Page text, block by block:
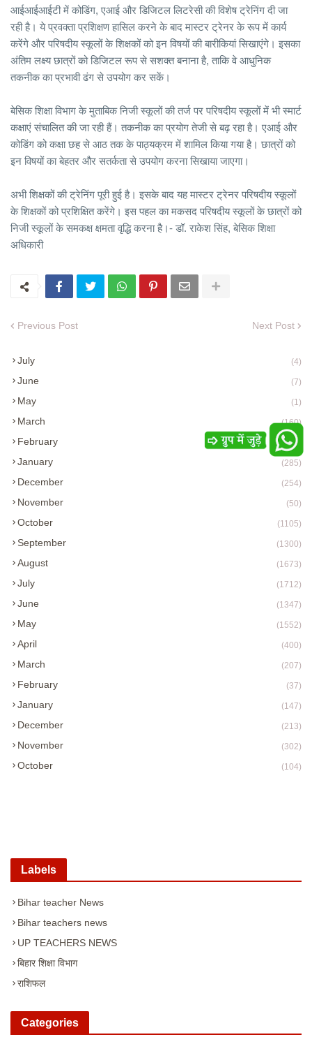
आईआईआईटी में कोडिंग, एआई और डिजिटल लिटरेसी की विशेष ट्रेनिंग दी जा
रही है। ये प्रवक्ता प्रशिक्षण हासिल करने के बाद मास्टर ट्रेनर के रूप में कार्य
करेंगे और परिषदीय स्कूलों के शिक्षकों को इन विषयों की बारीकियां सिखाएंगे। इसका
अंतिम लक्ष्य छात्रों को डिजिटल रूप से सशक्त बनाना है, ताकि वे आधुनिक
तकनीक का प्रभावी ढंग से उपयोग कर सकें।
बेसिक शिक्षा विभाग के मुताबिक निजी स्कूलों की तर्ज पर परिषदीय स्कूलों में भी स्मार्ट
कक्षाएं संचालित की जा रही हैं। तकनीक का प्रयोग तेजी से बढ़ रहा है। एआई और
कोडिंग को कक्षा छह से आठ तक के पाठ्यक्रम में शामिल किया गया है। छात्रों को
इन विषयों का बेहतर और सतर्कता से उपयोग करना सिखाया जाएगा।
अभी शिक्षकों की ट्रेनिंग पूरी हुई है। इसके बाद यह मास्टर ट्रेनर परिषदीय स्कूलों
के शिक्षकों को प्रशिक्षित करेंगे। इस पहल का मकसद परिषदीय स्कूलों के छात्रों को
निजी स्कूलों के समकक्ष क्षमता वृद्धि करना है।- डॉ. राकेश सिंह, बेसिक शिक्षा
अधिकारी
Previous Post Next Post
July (4)
June (7)
May (1)
March (160)
February (282)
January (285)
December (254)
November (50)
October (1105)
September (1300)
August (1673)
July (1712)
June (1347)
May (1552)
April (400)
March (207)
February (37)
January (147)
December (213)
November (302)
October (104)
Labels
Bihar teacher News
Bihar teachers news
UP TEACHERS NEWS
बिहार शिक्षा विभाग
राशिफल
Categories